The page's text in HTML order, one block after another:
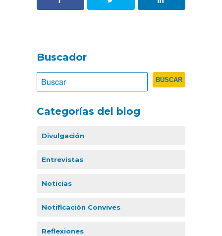
Buscador
Categorías del blog
Divulgación
Entrevistas
Noticias
Notificación Convives
Reflexiones